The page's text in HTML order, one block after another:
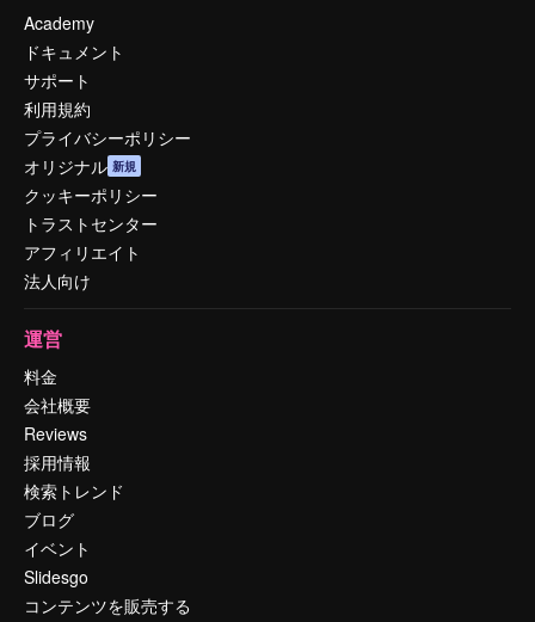
Academy
ドキュメント
サポート
利用規約
プライバシーポリシー
オリジナル 新規
クッキーポリシー
トラストセンター
アフィリエイト
法人向け
運営
料金
会社概要
Reviews
採用情報
検索トレンド
ブログ
イベント
Slidesgo
コンテンツを販売する